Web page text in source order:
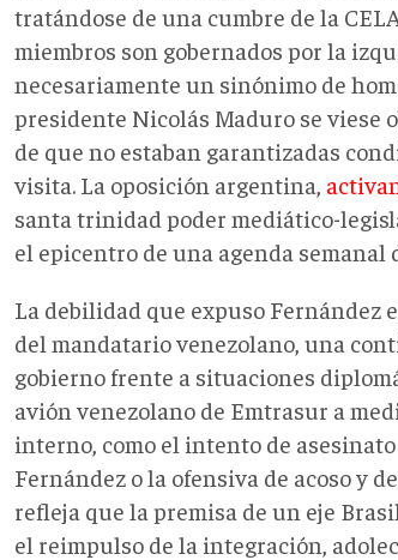
tratándose de una cumbre de la
miembros son gobernados por la
necesariamente un sinónimo de
presidente Nicolás Maduro se viese
de que no estaban garantizadas
visita. La oposición argentina,
santa trinidad poder mediático-
el epicentro de una agenda
La debilidad que expuso Fernández
del mandatario venezolano, una
gobierno frente a situaciones
avión venezolano de Emtrasur a
interno, como el intento de
Fernández o la ofensiva de acoso y
refleja que la premisa de un eje
el reimpulso de la integración,